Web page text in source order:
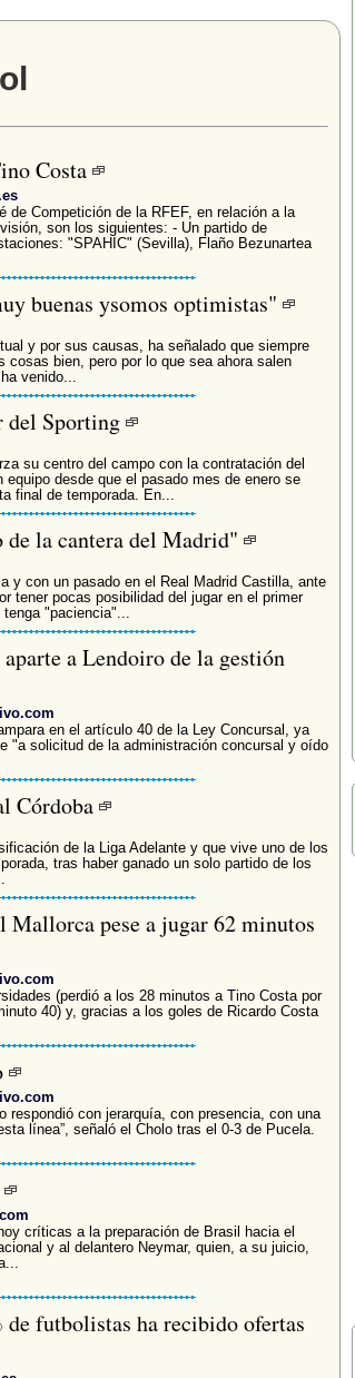
Costa
de Competición de la RFEF, en relación a la
son los siguientes: - Un partido de
"SPAHIC" (Sevilla), Flaño Bezunartea
buenas ysomos optimistas"
y por sus causas, ha señalado que siempre
cosas bien, pero por lo que sea ahora salen
venido...
del Sporting
su centro del campo con la contratación del
desde que el pasado mes de enero se
final de temporada. En...
la cantera del Madrid"
y con un pasado en el Real Madrid Castilla, ante
tener pocas posibilidad del jugar en el primer
tenga "paciencia"...
a Lendoiro de la gestión
en el artículo 40 de la Ley Concursal, ya
"a solicitud de la administración concursal y oído
Córdoba
de la Liga Adelante y que vive uno de los
tras haber ganado un solo partido de los
Mallorca pese a jugar 62 minutos
(perdió a los 28 minutos a Tino Costa por
40) y, gracias a los goles de Ricardo Costa
respondió con jerarquía, con presencia, con una
línea”, señaló el Cholo tras el 0-3 de Pucela.
críticas a la preparación de Brasil hacia el
y al delantero Neymar, quien, a su juicio,
futbolistas ha recibido ofertas